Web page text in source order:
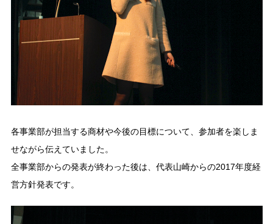
各事業部が担当する商材や今後の目標について、参加者を楽しま
せながら伝えていました。
全事業部からの発表が終わった後は、代表山崎からの2017年度経
営方針発表です。